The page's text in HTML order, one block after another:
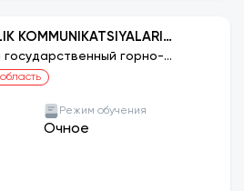
KOMMUNIKATSIYALARI
MONTAJI (TURLARI BO‘YICHA)
государственный горно-
университет
Режим обучения
Очное